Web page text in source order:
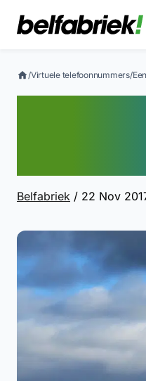
/Virtuele telefoonnummers/
Belfabriek / 22 Nov